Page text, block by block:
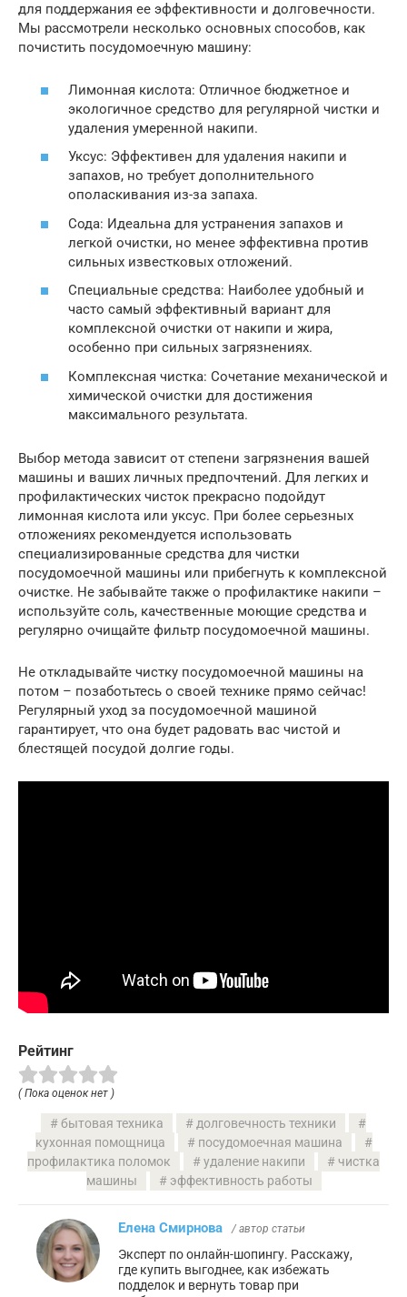
для поддержания ее эффективности и долговечности.
Мы рассмотрели несколько основных способов, как
почистить посудомоечную машину:
Лимонная кислота: Отличное бюджетное и
экологичное средство для регулярной чистки и
удаления умеренной накипи.
Уксус: Эффективен для удаления накипи и
запахов, но требует дополнительного
ополаскивания из-за запаха.
Сода: Идеальна для устранения запахов и
легкой очистки, но менее эффективна против
сильных известковых отложений.
Специальные средства: Наиболее удобный и
часто самый эффективный вариант для
комплексной очистки от накипи и жира,
особенно при сильных загрязнениях.
Комплексная чистка: Сочетание механической и
химической очистки для достижения
максимального результата.
Выбор метода зависит от степени загрязнения вашей
машины и ваших личных предпочтений. Для легких и
профилактических чисток прекрасно подойдут
лимонная кислота или уксус. При более серьезных
отложениях рекомендуется использовать
специализированные средства для чистки
посудомоечной машины или прибегнуть к комплексной
очистке. Не забывайте также о профилактике накипи –
используйте соль, качественные моющие средства и
регулярно очищайте фильтр посудомоечной машины.
Не откладывайте чистку посудомоечной машины на
потом – позаботьтесь о своей технике прямо сейчас!
Регулярный уход за посудомоечной машиной
гарантирует, что она будет радовать вас чистой и
блестящей посудой долгие годы.
Рейтинг
( Пока оценок нет )
бытовая техника
долговечность техники
кухонная помощница
посудомоечная машина
профилактика поломок
удаление накипи
чистка
машины
эффективность работы
Елена Смирнова / автор статьи
Эксперт по онлайн-шопингу. Расскажу,
где купить выгоднее, как избежать
подделок и вернуть товар при